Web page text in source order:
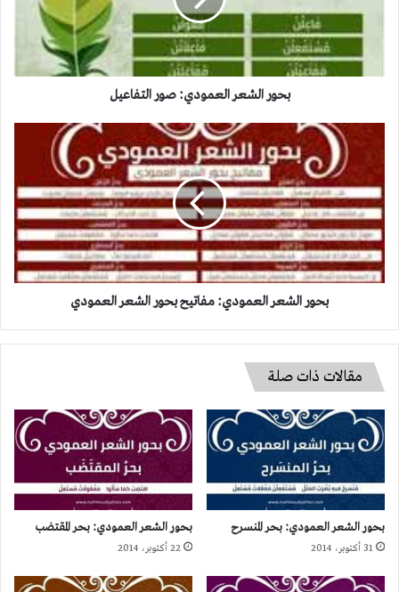
بحور الشعر العمودي: صور التفاعيل
العمودي:
مفاتيح
بحور
الشعر
العمودي
بحور الشعر العمودي: مفاتيح بحور الشعر العمودي
مقالات ذات صلة
بحور الشعر العمودي: بحر المنسرح
31 أكتوبر، 2014
بحور الشعر العمودي: بحر المقتضب
22 أكتوبر، 2014